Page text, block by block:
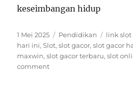
keseimbangan hidup
Posted
on
1 Mei 2025 Categories
Pendidikan Tags
link slot
hari ini,Slot,slot gacor,slot gacor
maxwin,slot gacor terbaru,slot
commenton